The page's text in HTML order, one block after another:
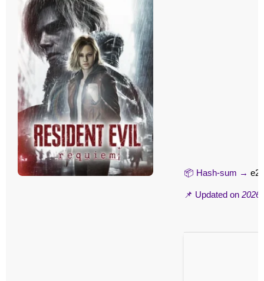
📦 Hash-sum →
📌 Updated on